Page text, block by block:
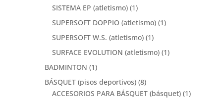
SISTEMA EP (atletismo) (1)
SUPERSOFT DOPPIO (atletismo) (1)
SUPERSOFT W.S. (atletismo) (1)
SURFACE EVOLUTION (atletismo) (1)
BADMINTON (1)
BÁSQUET (pisos deportivos) (8)
ACCESORIOS PARA BÁSQUET (básquet) (1)